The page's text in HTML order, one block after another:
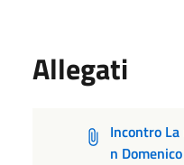
Allegati
Incontro
n